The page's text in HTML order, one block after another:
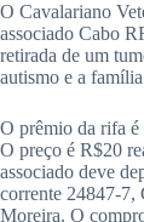
O Cavalariano
associado Cabo
retirada de um
autismo e a
O prêmio da rifa
O preço é R$20
associado deve
corrente 24847-7,
Moreira. O